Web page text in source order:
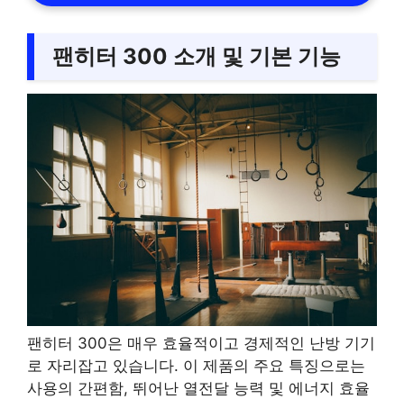
팬히터 300 소개 및 기본 기능
팬히터 300은 매우 효율적이고 경제적인 난방 기기
로 자리잡고 있습니다. 이 제품의 주요 특징으로는
사용의 간편함, 뛰어난 열전달 능력 및 에너지 효율